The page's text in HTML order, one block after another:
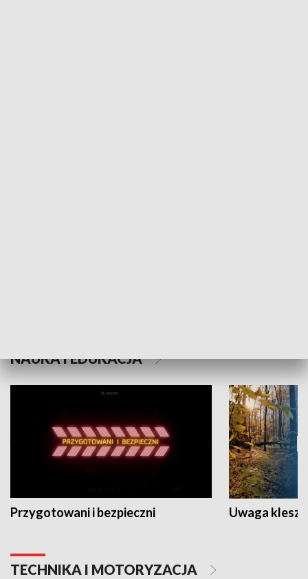
NAUKA I EDUKACJA
Przygotowani i bezpieczni Uwaga
TECHNIKA I MOTORYZACJA